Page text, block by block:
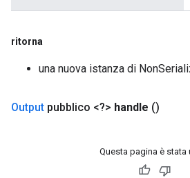
ritorna
una nuova istanza di
Output pubblico <?> handle ()
Questa pagina è stata